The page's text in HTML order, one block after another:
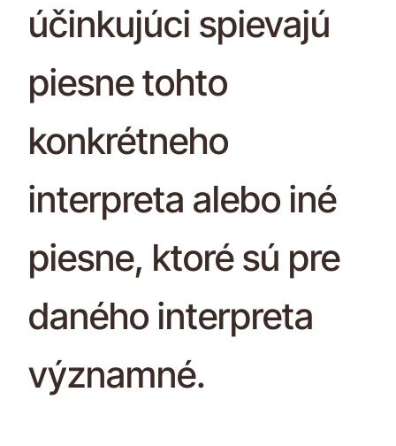
účinkujúci spievajú
piesne tohto
konkrétneho
interpreta alebo iné
piesne, ktoré sú pre
daného interpreta
významné.